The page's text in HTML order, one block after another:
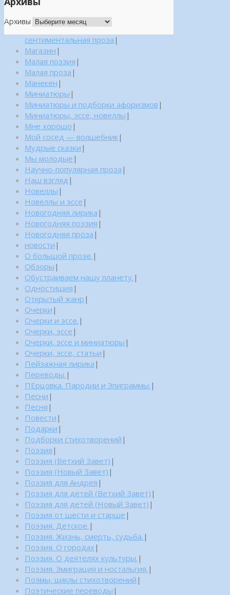
Архивы
сентиментальная проза |
Магазин |
Малая поэзия |
Малая проза |
Манекен |
Миниатюры |
Миниатюры и подборки афоризмов |
Миниатюры, эссе, новеллы |
Мне хорошо |
Мой сосед — волшебник|
Мудрые сказки |
Мы молодые |
Научно-популярная проза |
Наш взгляд |
Новеллы |
Новеллы и эссе |
Новогодняя лирика |
Новогодняя поэзия |
Новогодняя проза |
новости |
О большой прозе. |
Обзоры |
Обустраиваем нашу планету. |
Одностишия |
Открытый жанр |
Очерки |
Очерки и эссе. |
Очерки, эссе |
Очерки, эссе и миниатюры |
Очерки, эссе, статьи |
Пейзажная лирика |
Переводы. |
ПЕрцовка. Пародии и Эпиграммы. |
Песни |
Песня |
Повести |
Подарки |
Подборки стихотворений |
Поэзия |
Поэзия (Ветхий Завет) |
Поэзия (Новый Завет) |
Поэзия для Андрея |
Поэзия для детей (Ветхий Завет) |
Поэзия для детей (Новый Завет) |
Поэзия от шести и старше |
Поэзия. Детское. |
Поэзия. Жизнь, смерть, судьба. |
Поэзия. О городах |
Поэзия. О деятелях культуры. |
Поэзия. Эмиграция и ностальгия. |
Поэмы, циклы стихотворений |
Поэтические переводы |